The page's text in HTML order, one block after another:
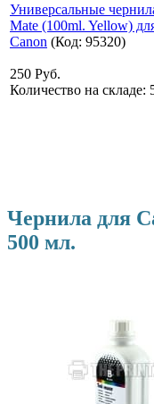
Универсальные
Mate (100ml. Yellow)
Canon (Код: 95320)
250 Руб.
Количество на складе:
Чернила для
500 мл.